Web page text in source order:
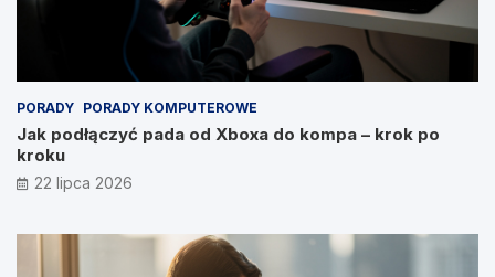
PORADY PORADY KOMPUTEROWE
Jak podłączyć pada od Xboxa do kompa – krok po
kroku
22 lipca 2026